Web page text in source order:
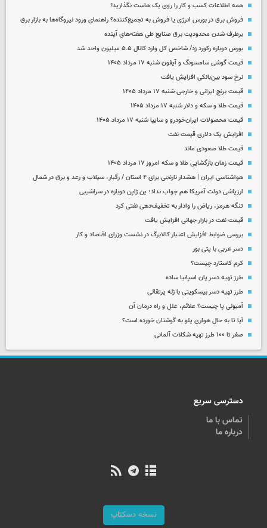
همه اطلاعات کسب‌ و کار را روی یک هاست نگذارید!
فروش برق در بورس انرژی یا فروش به تجمیع‌کننده؟ راهنمای ورود نیروگاه‌ها به بازار برق
برطرف شدن محدودیت‌ برق صنایع طی هفته‌های آینده
بورس دوباره رکورد زد/ شاخص کل وارد کانال ۵.۵ میلیون واحد شد
قیمت گوشی سامسونگ و آیفون شنبه ۱۷ مرداد ۱۴۰۵
نرخ سود بین‌بانکی افزایش یافت
قیمت برنج ایرانی و خارجی شنبه ۱۷ مرداد ۱۴۰۵
قیمت طلا و سکه و دلار شنبه ۱۷ مرداد ۱۴۰۵
قیمت محصولات ایران‌خودرو و سایپا شنبه ۱۷ مرداد ۱۴۰۵
افزایش یک دلاری قیمت نفت
قیمت طلا صعودی ماند
قیمت زمان بازگشایی طلا و سکه امروز ۱۷ مرداد ۱۴۰۵
هواشناسی ایران | هشدار نارنجی برای ۴ استان / رگبار، سیلاب و رعد و برق در شمال
ارزپاشی دولت آمریکا هم جواب نداد؛ ین ژاپن دوباره در سراشیبی
تنگه هرمز، ریاض را وادار به تخفیف‌دهی نفتی کرد
قیمت نفت در بازار جهانی افزایش یافت
بررسی ضوابط افزایش اعتبار کالابرگ در نشست وزرای اقتصاد و کار
دسر عربی با پتی بور
کرم کاستارد چیست؟
طرز تهیه دسر پان اسپانیا ساده
طرز تهیه دسر بیسکویتی با ژله پرتقالی
آمبولی پا چیست؟ علائم، علل و راه درمان آن
آیا تا به حال هواری پلو به گوشتان خورده است؟
صفر تا ۱۰۰ طرز تهیه شکلات آلمانی
دسترسی سریع
تماس با ما
درباره ما
نسخه دسکتاپ